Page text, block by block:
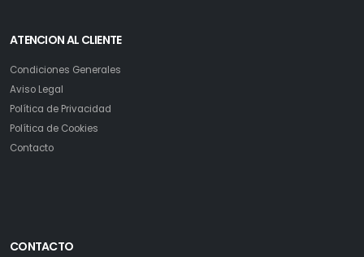
ATENCION AL CLIENTE
Condiciones Generales
Aviso Legal
Política de Privacidad
Política de Cookies
Contacto
CONTACTO